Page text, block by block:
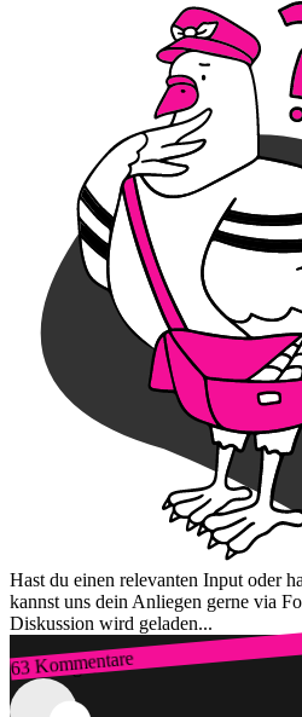
Hast du einen relevanten Input oder
kannst uns dein Anliegen gerne via
Diskussion wird geladen...
63 Kommentare
Zum Login